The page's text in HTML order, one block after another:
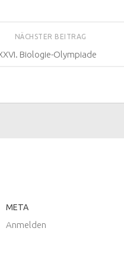
NÄCHSTER BEITRAG
Biologie-Olympiade
META
Anmelden